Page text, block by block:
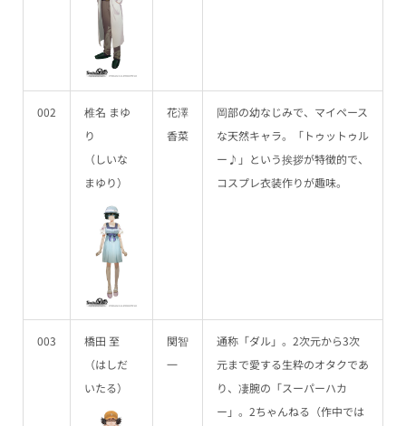
002
椎名 まゆ
り
（しいな
まゆり）
花澤
香菜
岡部の幼なじみで、マイペース
な天然キャラ。「トゥットゥル
ー♪」という挨拶が特徴的で、
コスプレ衣装作りが趣味。
003
橋田 至
（はしだ
いたる）
関智
一
通称「ダル」。2次元から3次
元まで愛する生粋のオタクであ
り、凄腕の「スーパーハカ
ー」。2ちゃんねる（作中では